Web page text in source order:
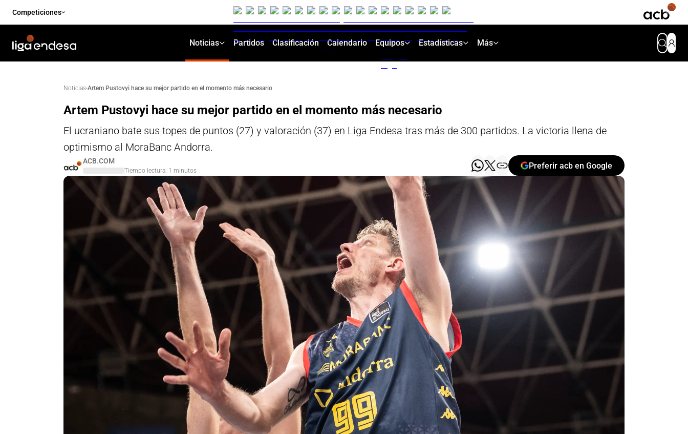
Competiciones
Noticias Partidos Clasificación Calendario Equipos Estadísticas Más
Noticias·Artem Pustovyi hace su mejor partido en el momento más necesario
Artem Pustovyi hace su mejor partido en el momento más necesario
El ucraniano bate sus topes de puntos (27) y valoración (37) en Liga Endesa tras más de 300 partidos. La victoria llena de
optimismo al MoraBanc Andorra.
ACB.COM
Tiempo lectura: 1 minutos
Preferir acb en Google